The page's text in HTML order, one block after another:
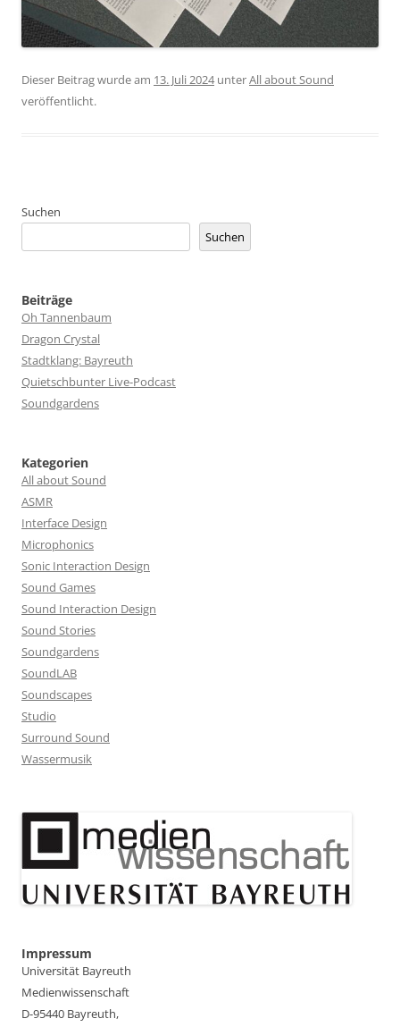
Dieser Beitrag wurde am 13. Juli 2024unterAll about Sound
veröffentlicht.
Suchen
Suchen
Beiträge
Oh Tannenbaum
Dragon Crystal
Stadtklang: Bayreuth
Quietschbunter Live-Podcast
Soundgardens
Kategorien
All about Sound
ASMR
Interface Design
Microphonics
Sonic Interaction Design
Sound Games
Sound Interaction Design
Sound Stories
Soundgardens
SoundLAB
Soundscapes
Studio
Surround Sound
Wassermusik
Impressum
Universität Bayreuth
Medienwissenschaft
D-95440 Bayreuth,